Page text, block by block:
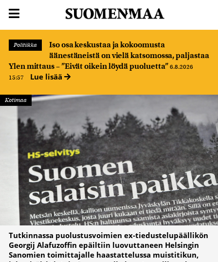
Politiikka
Iso osa keskustaa ja kokoomusta
äänestäneistä on vielä katsomossa, paljastaa
Ylen mittaus – ”Eivät oikein löydä puoluetta” 6.8.2026
15:57
Lue lisää
Kotimaa
Tutkinnassa puolustusvoimien ex-tiedustelupäällikön
Georgij Alafuzoffin epäiltiin luovuttaneen Helsingin
Sanomien toimittajalle haastattelussa muistitikun,